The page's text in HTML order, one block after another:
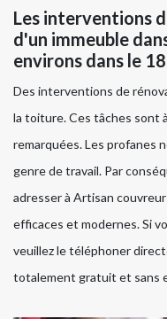
Les interventions
d'un immeuble
environs dans le
Des interventions de
la toiture. Ces tâches sont
remarquées. Les profanes
genre de travail. Par
adresser à Artisan
efficaces et modernes. Si
veuillez le téléphoner
totalement gratuit et sans